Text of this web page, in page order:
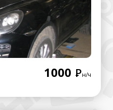
1000 Рн/ч